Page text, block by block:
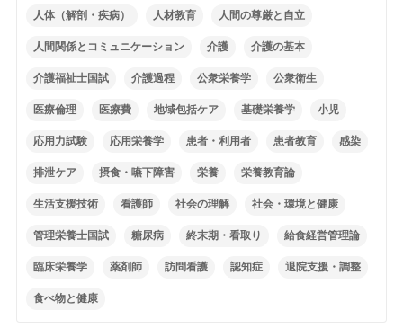
人体（解剖・疾病） 人材教育 人間の尊厳と自立
人間関係とコミュニケーション 介護 介護の基本
介護福祉士国試 介護過程 公衆栄養学 公衆衛生
医療倫理 医療費 地域包括ケア 基礎栄養学 小児
応用力試験 応用栄養学 患者・利用者 患者教育 感染
排泄ケア 摂食・嚥下障害 栄養 栄養教育論
生活支援技術 看護師 社会の理解 社会・環境と健康
管理栄養士国試 糖尿病 終末期・看取り 給食経営管理論
臨床栄養学 薬剤師 訪問看護 認知症 退院支援・調整
食べ物と健康